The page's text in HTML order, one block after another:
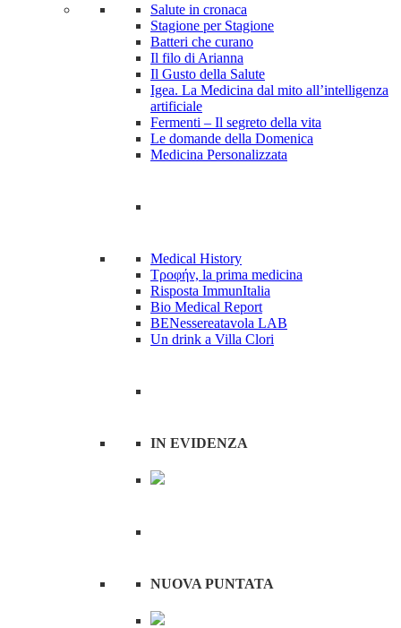
Salute in cronaca
Stagione per Stagione
Batteri che curano
Il filo di Arianna
Il Gusto della Salute
Igea. La Medicina dal mito all’intelligenza
artificiale
Fermenti – Il segreto della vita
Le domande della Domenica
Medicina Personalizzata
Medical History
Tροφήν, la prima medicina
Risposta ImmunItalia
Bio Medical Report
BENessereatavola LAB
Un drink a Villa Clori
IN EVIDENZA
NUOVA PUNTATA